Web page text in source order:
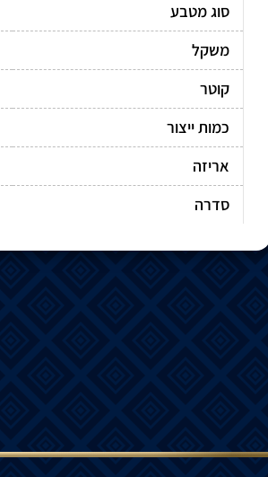
סוג מטבע
משקל
קוטר
כמות ייצור
אריזה
סדרה